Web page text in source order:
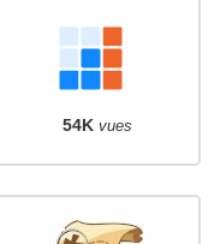
54K vues